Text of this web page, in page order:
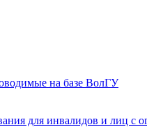
на базе ВолГУ
для инвалидов и лиц с